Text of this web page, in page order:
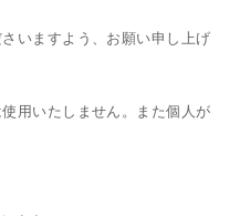
いますよう、お願い申し上げ
用いたしません。また個人が